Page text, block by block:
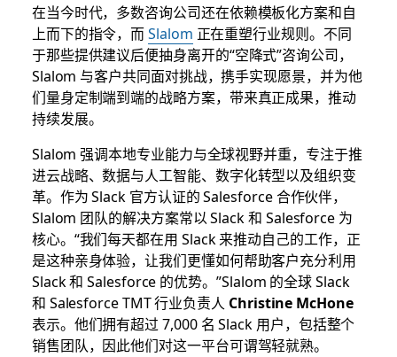
在当今时代，多数咨询公司还在依赖模板化方案和自
上而下的指令，而Slalom 正在重塑行业规则。不同
于那些提供建议后便抽身离开的“空降式”咨询公司，
Slalom 与客户共同面对挑战，携手实现愿景，并为他
们量身定制端到端的战略方案，带来真正成果，推动
持续发展。
Slalom 强调本地专业能力与全球视野并重，专注于推
进云战略、数据与人工智能、数字化转型以及组织变
革。作为 Slack 官方认证的 Salesforce 合作伙伴，
Slalom 团队的解决方案常以 Slack 和 Salesforce 为
核心。“我们每天都在用 Slack 来推动自己的工作，正
是这种亲身体验，让我们更懂如何帮助客户充分利用
Slack 和 Salesforce 的优势。”Slalom 的全球 Slack
和 Salesforce TMT 行业负责人 Christine McHone
表示。他们拥有超过 7,000 名 Slack 用户，包括整个
销售团队，因此他们对这一平台可谓驾轻就熟。